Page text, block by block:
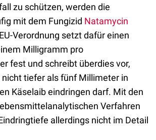
zu schützen, werden die
mit dem Fungizid Natamycin
Verordnung setzt dafür einen
Milligramm pro
fest und schreibt überdies vor,
tiefer als fünf Millimeter in
Käselaib eindringen darf. Mit den
Verfahren
allerdings nicht im Detail